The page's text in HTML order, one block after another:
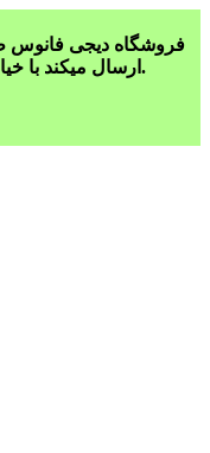
فروشگاه دیجی فانوس
ارسال میکند با خیال راحت سفارش خود را ثبت کنید.